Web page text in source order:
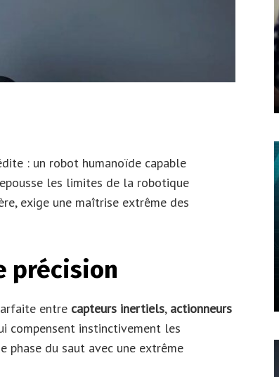
: un robot humanoïde capable
les limites de la robotique
exige une maîtrise extrême des
précision
entre capteurs inertiels, actionneurs
compensent instinctivement les
phase du saut avec une extrême